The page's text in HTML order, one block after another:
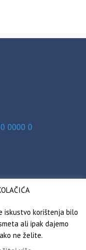
0000 0
iskustvo korištenja bilo
ali ipak dajemo
ne želite.